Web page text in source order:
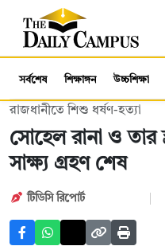
সর্বশেষ শিক্ষাঙ্গন উচ্চশিক্ষা
রাজধানীতে শিশু ধর্ষণ-হত্যা
সোহেল রানা ও তার
সাক্ষ্য গ্রহণ শেষ
টিডিসি রিপোর্ট